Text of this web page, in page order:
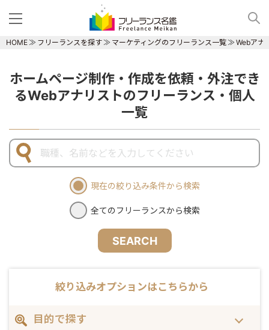
HOME フリーランスを探す マーケティングのフリーランス一覧 Webアナ
ホームページ制作・作成を依頼・外注でき
るWebアナリストのフリーランス・個人
一覧
現在の絞り込み条件から検索
全てのフリーランスから検索
SEARCH
絞り込みオプションはこちらから
目的で探す